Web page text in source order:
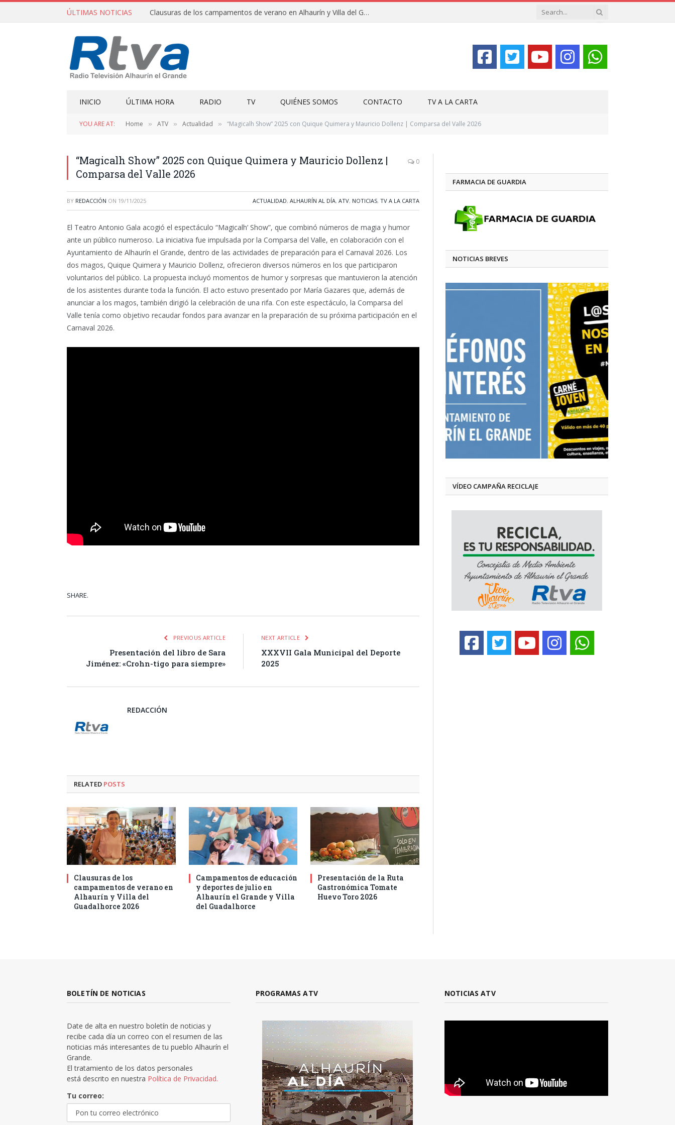
ÚLTIMAS NOTICIAS Clausuras de los campamentos de verano en Alhaurín y Villa del Guadalhorce 2026
INICIO ÚLTIMA HORA RADIO TV QUIÉNES SOMOS CONTACTO TV A LA CARTA
YOU ARE AT: Home » ATV » Actualidad » “Magicalh Show” 2025 con Quique Quimera y Mauricio Dollenz | Comparsa del Valle 2026
“Magicalh Show” 2025 con Quique Quimera y Mauricio Dollenz |
Comparsa del Valle 2026
0
BY REDACCIÓN ON 19/11/2025 ACTUALIDAD, ALHAURÍN AL DÍA, ATV, NOTICIAS, TV A LA CARTA
El Teatro Antonio Gala acogió el espectáculo “Magicalh’ Show”, que combinó números de magia y humor
ante un público numeroso. La iniciativa fue impulsada por la Comparsa del Valle, en colaboración con el
Ayuntamiento de Alhaurín el Grande, dentro de las actividades de preparación para el Carnaval 2026. Los
dos magos, Quique Quimera y Mauricio Dollenz, ofrecieron diversos números en los que participaron
voluntarios del público. La propuesta incluyó momentos de humor y sorpresas que mantuvieron la atención
de los asistentes durante toda la función. El acto estuvo presentado por María Gazares que, además de
anunciar a los magos, también dirigió la celebración de una rifa. Con este espectáculo, la Comparsa del
Valle tenía como objetivo recaudar fondos para avanzar en la preparación de su próxima participación en el
Carnaval 2026.
SHARE.
PREVIOUS ARTICLE
Presentación del libro de Sara
Jiménez: «Crohn-tigo para siempre»
NEXT ARTICLE
XXXVII Gala Municipal del Deporte
2025
REDACCIÓN
RELATED POSTS
Clausuras de los
campamentos de verano en
Alhaurín y Villa del
Guadalhorce 2026
Campamentos de educación
y deportes de julio en
Alhaurín el Grande y Villa
del Guadalhorce
Presentación de la Ruta
Gastronómica Tomate
Huevo Toro 2026
FARMACIA DE GUARDIA
NOTICIAS BREVES
VÍDEO CAMPAÑA RECICLAJE
BOLETÍN DE NOTICIAS
Date de alta en nuestro boletín de noticias y
recibe cada día un correo con el resumen de las
noticias más interesantes de tu pueblo Alhaurín el
Grande.
El tratamiento de los datos personales
está descrito en nuestra Política de Privacidad.
Tu correo:
PROGRAMAS ATV NOTICIAS ATV